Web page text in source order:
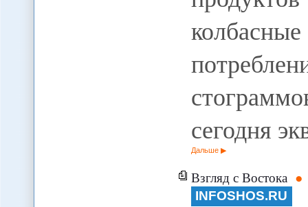
сегодня
Дальше
Взгляд с Востока
INFOSHOS.RU